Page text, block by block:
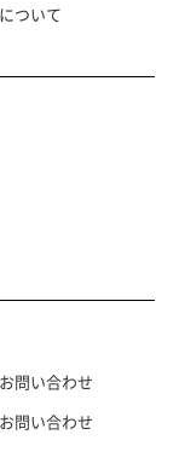
ついて
問い合わせ
問い合わせ